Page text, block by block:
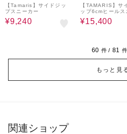
【Tamaris】サイドジッ
プスニーカー
¥9,240
【TAMARIS】サ
ップ6cmヒールス
ー
¥15,400
60 件 / 81
もっと見
関連ショップ